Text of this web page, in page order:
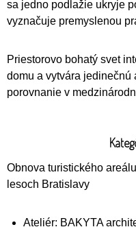
sa jedno podlažie ukryje
vyznačuje premyslenou
Priestorovo bohatý svet
domu a vytvára jedinečnú
porovnanie v
Obnova turistického
lesoch Bratislavy
Ateliér: BAKYTA